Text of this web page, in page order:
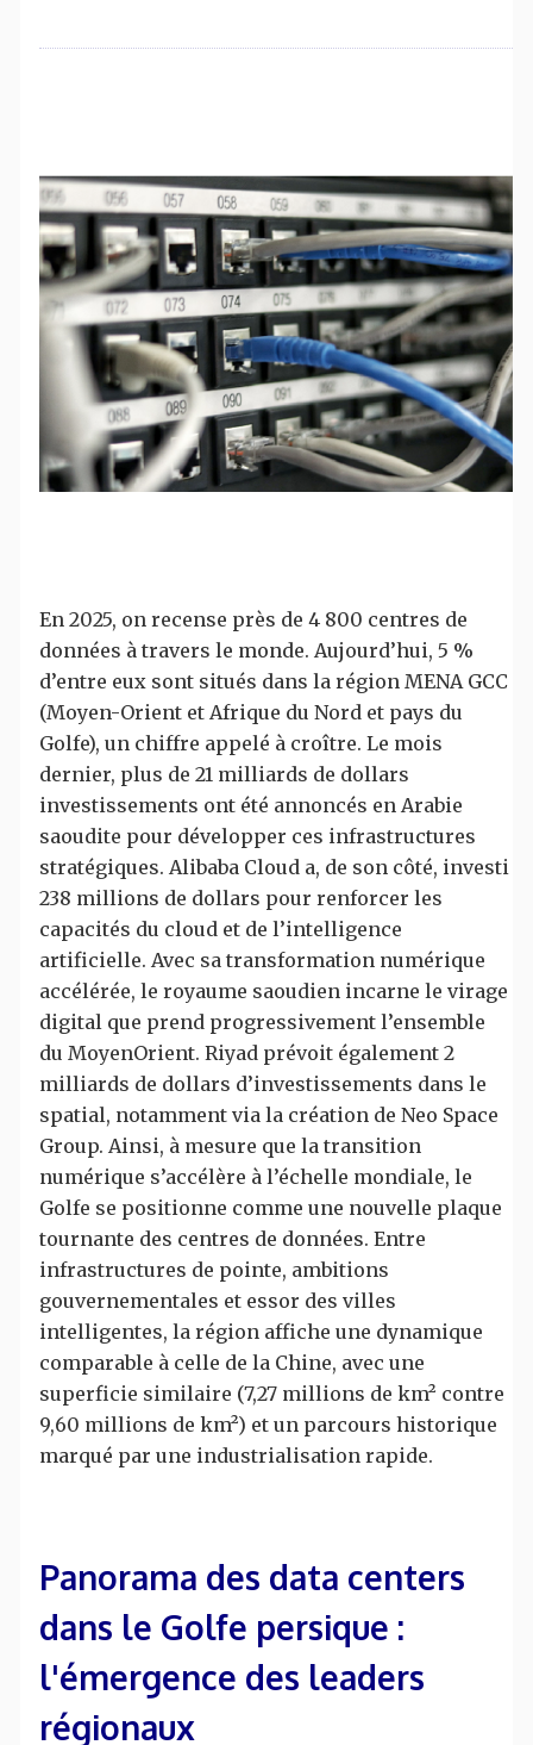
En 2025, on recense près de 4 800 centres de
données à travers le monde. Aujourd’hui, 5 %
d’entre eux sont situés dans la région MENA GCC
(Moyen-Orient et Afrique du Nord et pays du
Golfe), un chiffre appelé à croître. Le mois
dernier, plus de 21 milliards de dollars
investissements ont été annoncés en Arabie
saoudite pour développer ces infrastructures
stratégiques. Alibaba Cloud a, de son côté, investi
238 millions de dollars pour renforcer les
capacités du cloud et de l’intelligence
artificielle. Avec sa transformation numérique
accélérée, le royaume saoudien incarne le virage
digital que prend progressivement l’ensemble
du MoyenOrient. Riyad prévoit également 2
milliards de dollars d’investissements dans le
spatial, notamment via la création de Neo Space
Group. Ainsi, à mesure que la transition
numérique s’accélère à l’échelle mondiale, le
Golfe se positionne comme une nouvelle plaque
tournante des centres de données. Entre
infrastructures de pointe, ambitions
gouvernementales et essor des villes
intelligentes, la région affiche une dynamique
comparable à celle de la Chine, avec une
superficie similaire (7,27 millions de km² contre
9,60 millions de km²) et un parcours historique
marqué par une industrialisation rapide.
Panorama des data centers
dans le Golfe persique :
l'émergence des leaders
régionaux